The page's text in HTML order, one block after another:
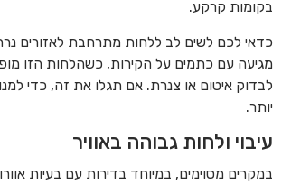
בקומות קרקע.
כדאי לכם לשים לב ללחות מתרחבת לאזורים
מגיעה עם כתמים על הקירות, כשהלחות הזו
לבדוק איטום או צנרת. אם תגלו את זה, כדי
יותר.
עיבוי ולחות גבוהה באוויר
במקרים מסוימים, במיוחד בדירות עם בעיות